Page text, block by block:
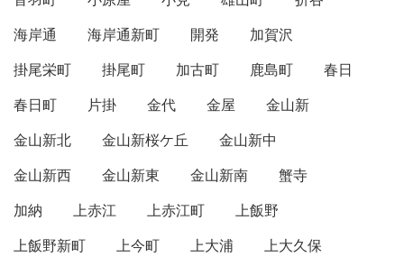
海岸通
海岸通新町 開発
加賀沢
掛尾栄町
掛尾町 加古町 鹿島町
春日
春日町
片掛 金代 金屋
金山新
金山新北
金山新桜ケ丘
金山新中
金山新西
金山新東 金山新南
蟹寺
加納
上赤江 上赤江町
上飯野
上飯野新町
上今町 上大浦
上大久保